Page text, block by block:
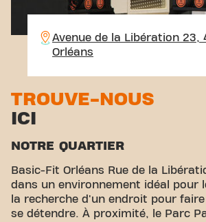
Avenue de la Libération 23,
Orléans
TROUVE-NOUS
ICI
NOTRE QUARTIER
Basic-Fit Orléans Rue de la
dans un environnement idéal pour
la recherche d'un endroit pour
se détendre. À proximité, le Parc